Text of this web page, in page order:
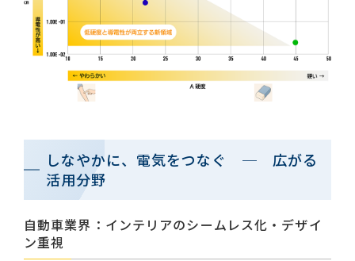
しなやかに、電気をつなぐ ─ 広がる
活用分野
自動車業界：インテリアのシームレス化・デザイ
ン重視